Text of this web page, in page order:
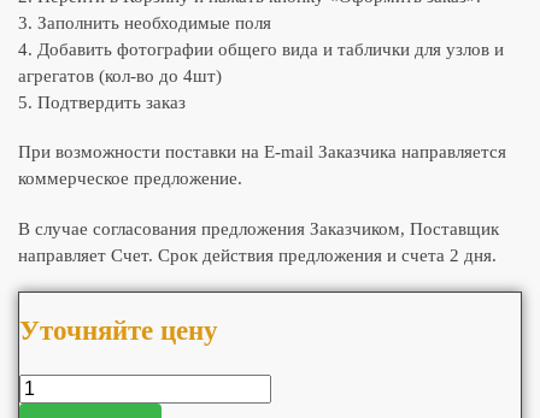
3. Заполнить необходимые поля
4. Добавить фотографии общего вида и таблички для узлов и
агрегатов (кол-во до 4шт)
5. Подтвердить заказ
При возможности поставки на E-mail Заказчика направляется
коммерческое предложение.
В случае согласования предложения Заказчиком, Поставщик
направляет Счет. Срок действия предложения и счета 2 дня.
Уточняйте цену